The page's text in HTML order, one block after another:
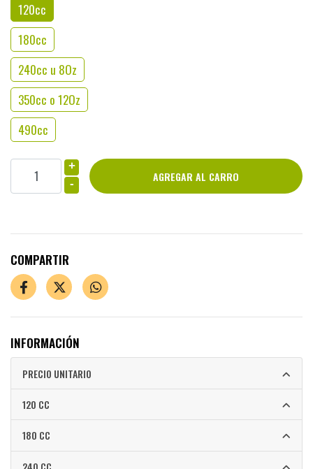
120cc
180cc
240cc u 8Oz
350cc o 12Oz
490cc
+
-
COMPARTIR
INFORMACIÓN
PRECIO UNITARIO
120 CC
180 CC